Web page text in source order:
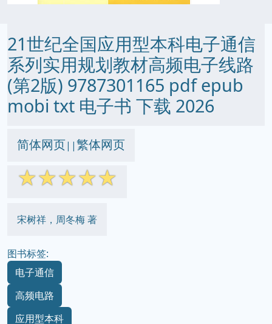
21世纪全国应用型本科电子通信
系列实用规划教材高频电子线路
(第2版) 9787301165 pdf epub
mobi txt 电子书 下载 2026
简体网页||繁体网页
☆☆☆☆☆
宋树祥，周冬梅 著
图书标签:
电子通信
高频电路
应用型本科